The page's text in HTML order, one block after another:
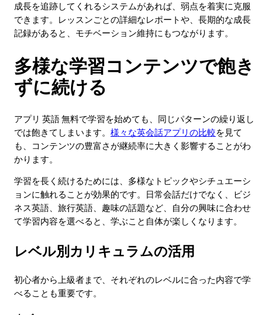
成長を追跡してくれるシステムがあれば、弱点を着実に克服
できます。レッスンごとの詳細なレポートや、長期的な成長
記録があると、モチベーション維持にもつながります。
多様な学習コンテンツで飽き
ずに続ける
アプリ 英語 無料で学習を始めても、同じパターンの繰り返し
では飽きてしまいます。 様々な英会話アプリの比較を見て
も、コンテンツの豊富さが継続率に大きく影響することがわ
かります。
学習を長く続けるためには、多様なトピックやシチュエーシ
ョンに触れることが効果的です。日常会話だけでなく、ビジ
ネス英語、旅行英語、趣味の話題など、自分の興味に合わせ
て学習内容を選べると、学ぶこと自体が楽しくなります。
レベル別カリキュラムの活用
初心者から上級者まで、それぞれのレベルに合った内容で学
べることも重要です。